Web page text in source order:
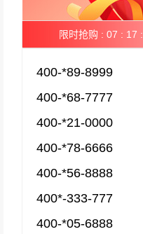
限时抢购 : 07 : 16 :
400-*89-8999
400-*68-7777
400-*21-0000
400-*78-6666
400-*56-8888
400*-333-777
400-*05-6888